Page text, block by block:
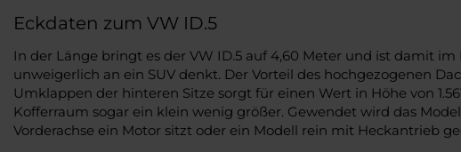
Eckdaten zum VW ID.5
In der Länge bringt es der VW ID.5 auf 4,60 Meter und ist damit
unweigerlich an ein SUV denkt. Der Vorteil des hochgezogenen
Umklappen der hinteren Sitze sorgt für einen Wert in Höhe von
Kofferraum sogar ein klein wenig größer. Gewendet wird das
Vorderachse ein Motor sitzt oder ein Modell rein mit Heckantrieb